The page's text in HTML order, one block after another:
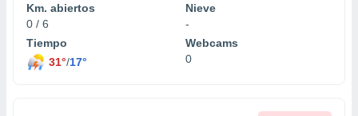
Km. abiertos
0 / 6
Nieve
-
Tiempo
31°/17°
Webcams
0